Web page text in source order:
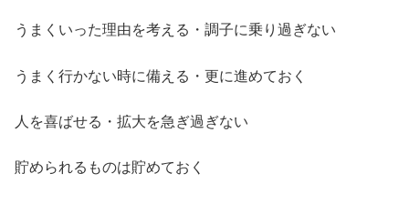
うまくいった理由を考える・調子に乗り過ぎない
うまく行かない時に備える・更に進めておく
人を喜ばせる・拡大を急ぎ過ぎない
貯められるものは貯めておく